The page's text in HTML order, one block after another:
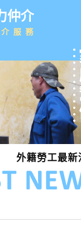
仲介
服務
外籍勞工最新